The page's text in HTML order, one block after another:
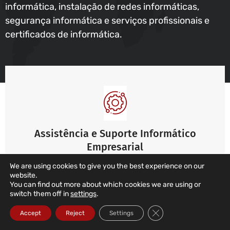
informática, instalação de redes informáticas,
segurança informática e serviços profissionais e
certificados de informática.
Assistência e Suporte Informático
Empresarial
Suporte aos utilizadores, redes, servidores e
soluções de segurança
Ler mais ...
We are using cookies to give you the best experience on our
website.
You can find out more about which cookies we are using or
switch them off insettings.
Accept Reject Settings Close GDPR Cookie